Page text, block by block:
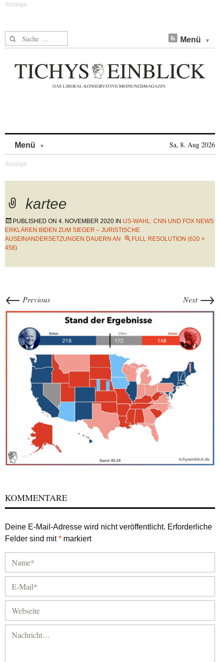
Suche nach: Menü
Menü Sa, 8. Aug 2026
kartee
PUBLISHED ON 4. NOVEMBER 2020 IN US-WAHL: CNN UND FOX NEWS
ERKLÄREN BIDEN ZUM SIEGER – JURISTISCHE
AUSEINANDERSETZUNGEN DAUERN AN
FULL RESOLUTION (620 ×
458)
← Previous Next →
KOMMENTARE
Deine E-Mail-Adresse wird nicht veröffentlicht. Erforderliche
Felder sind mit* markiert